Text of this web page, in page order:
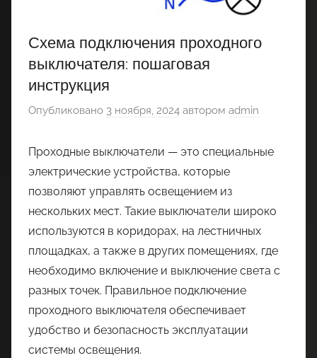
Схема подключения проходного
выключателя: пошаговая
инструкция
Опубликовано 3 ноября, 2024 автором admin
Проходные выключатели — это специальные
электрические устройства, которые
позволяют управлять освещением из
нескольких мест. Такие выключатели широко
используются в коридорах, на лестничных
площадках, а также в других помещениях, где
необходимо включение и выключение света с
разных точек. Правильное подключение
проходного выключателя обеспечивает
удобство и безопасность эксплуатации
системы освещения.